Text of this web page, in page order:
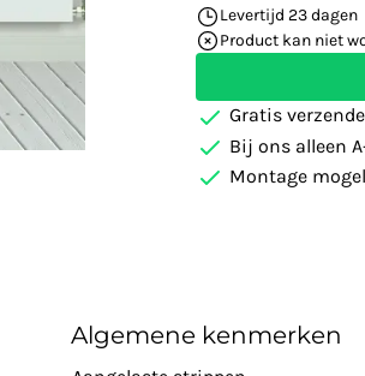
Levertijd 23 dagen
Product kan niet
Gratis
Bij ons alleen
Montage
Algemene kenmerken